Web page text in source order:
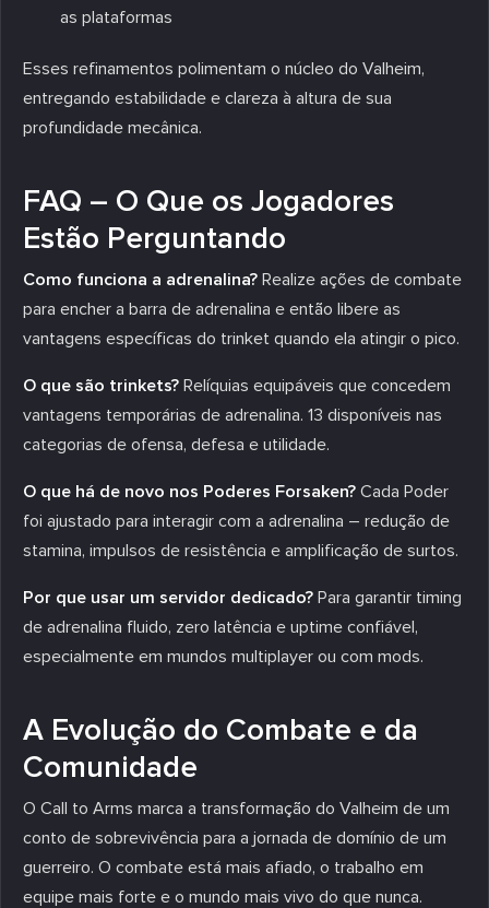
as plataformas
Esses refinamentos polimentam o núcleo do Valheim,
entregando estabilidade e clareza à altura de sua
profundidade mecânica.
FAQ – O Que os Jogadores
Estão Perguntando
Como funciona a adrenalina? Realize ações de combate
para encher a barra de adrenalina e então libere as
vantagens específicas do trinket quando ela atingir o pico.
O que são trinkets? Relíquias equipáveis que concedem
vantagens temporárias de adrenalina. 13 disponíveis nas
categorias de ofensa, defesa e utilidade.
O que há de novo nos Poderes Forsaken? Cada Poder
foi ajustado para interagir com a adrenalina – redução de
stamina, impulsos de resistência e amplificação de surtos.
Por que usar um servidor dedicado? Para garantir timing
de adrenalina fluido, zero latência e uptime confiável,
especialmente em mundos multiplayer ou com mods.
A Evolução do Combate e da
Comunidade
O Call to Arms marca a transformação do Valheim de um
conto de sobrevivência para a jornada de domínio de um
guerreiro. O combate está mais afiado, o trabalho em
equipe mais forte e o mundo mais vivo do que nunca.